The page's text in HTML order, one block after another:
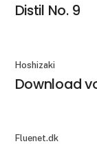
Distil No. 9
Hoshizaki
Download
Fluenet.dk